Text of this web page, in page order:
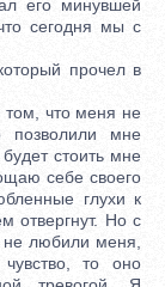
его минувшей
сегодня мы с
прочел в
что меня не
мне
стоить мне
себе своего
глухи к
отвергнут. Но с
любили меня,
то оно